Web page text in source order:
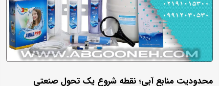
محدودیت منابع آبی؛ نقطه شروع یک تحول صنعتی